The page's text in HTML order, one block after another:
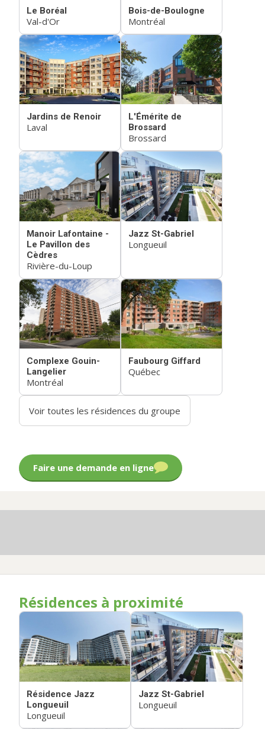
Le Boréal
Val-d'Or
Bois-de-Boulogne
Montréal
Jardins de Renoir
Laval
L'Émérite de
Brossard
Brossard
Manoir Lafontaine -
Le Pavillon des
Cèdres
Rivière-du-Loup
Jazz St-Gabriel
Longueuil
Complexe Gouin-
Langelier
Montréal
Faubourg Giffard
Québec
Voir toutes les résidences du groupe
Faire une demande en ligne
Résidences à proximité
Résidence Jazz
Longueuil
Longueuil
Jazz St-Gabriel
Longueuil